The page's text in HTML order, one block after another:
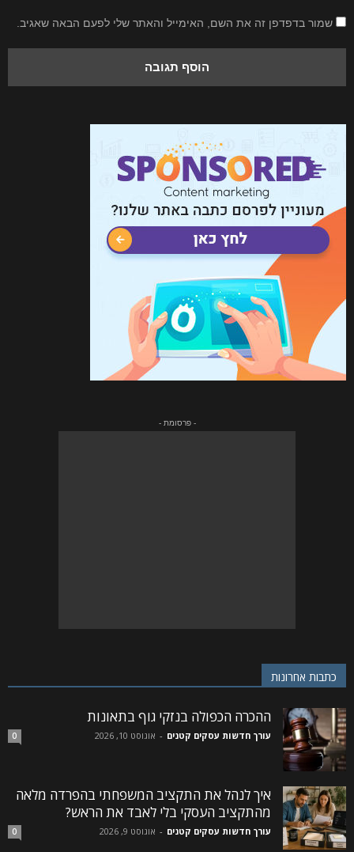
שמור בדפדפן זה את השם, האימייל והאתר שלי לפעם הבאה שאגיב.
- פרסומת -
כתבות אחרונות
ההכרה הכפולה בנזקי גוף בתאונות
עורך חדשות עסקים קטנים - אוגוסט 10, 2026 0
איך לנהל את התקציב המשפחתי בהפרדה מלאה
מהתקציב העסקי בלי לאבד את הראש?
עורך חדשות עסקים קטנים - אוגוסט 9, 2026 0